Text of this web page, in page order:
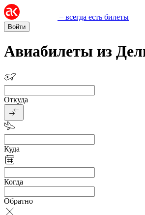
– всегда есть билеты
Войти
Авиабилеты из
Откуда
Куда
Когда
Обратно